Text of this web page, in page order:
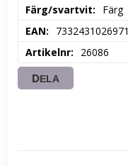
Färg/svartvit
Färg
EAN
7332431026971
Artikelnr
26086
DELA